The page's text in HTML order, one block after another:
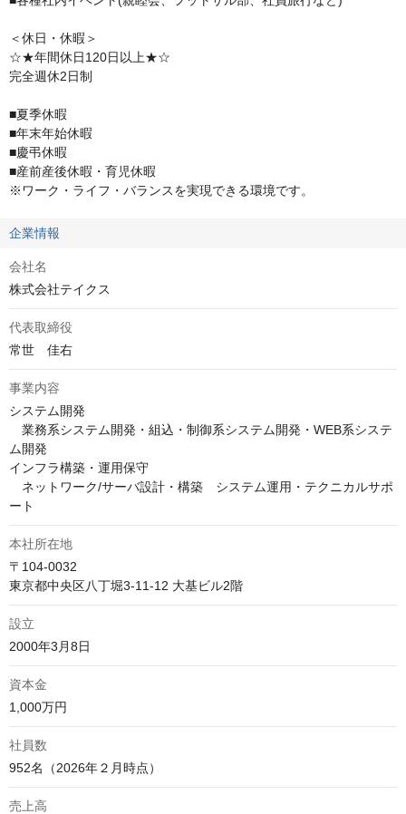
＜休日・休暇＞
☆★年間休日120日以上★☆
完全週休2日制
■夏季休暇
■年末年始休暇
■慶弔休暇
■産前産後休暇・育児休暇
※ワーク・ライフ・バランスを実現できる環境です。
企業情報
会社名
株式会社テイクス
代表取締役
事業内容
システム開発
業務系システム開発・組込・制御系システム開発・WEB系システ
ム開発
インフラ構築・運用保守
ネットワーク/サーバ設計・構築　システム運用・テクニカルサポ
ート
本社所在地
〒104-0032
東京都中央区八丁堀3‑11‑12 大基ビル2階
設立
2000年3月8日
資本金
1,000万円
社員数
952名（2026年２月時点）
売上高